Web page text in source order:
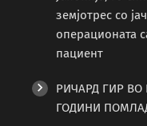
земјотрес со
операционата
пациент
РИЧАРД ГИР
ГОДИНИ